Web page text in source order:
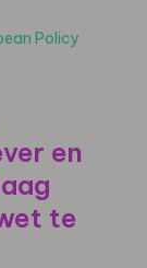
Policy
en
te